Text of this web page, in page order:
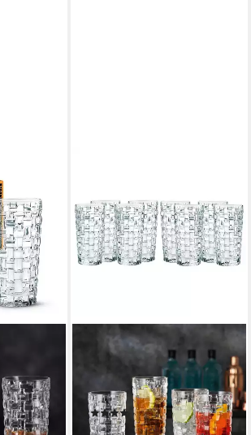
NACHTMANN
Longdrinkglas Nachtmann
Bossa Nova Longdrink 8-er
Set, Glas
(1)
47,70 €